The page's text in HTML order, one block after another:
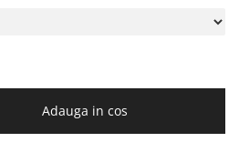
Adauga in cos